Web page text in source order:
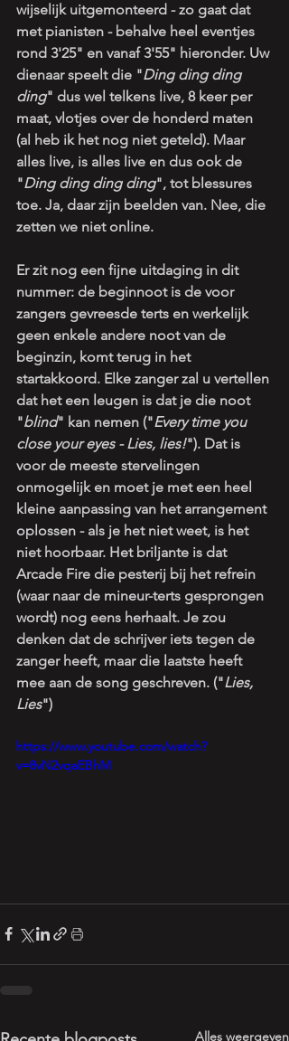
wijselijk uitgemonteerd - zo gaat dat
met pianisten - behalve heel eventjes
rond 3'25" en vanaf 3'55" hieronder. Uw
dienaar speelt die "Ding ding ding
ding" dus wel telkens live, 8 keer per
maat, vlotjes over de honderd maten
(al heb ik het nog niet geteld). Maar
alles live, is alles live en dus ook de
"Ding ding ding ding", tot blessures
toe. Ja, daar zijn beelden van. Nee, die
zetten we niet online.
Er zit nog een fijne uitdaging in dit
nummer: de beginnoot is de voor
zangers gevreesde terts en werkelijk
geen enkele andere noot van de
beginzin, komt terug in het
startakkoord. Elke zanger zal u vertellen
dat het een leugen is dat je die noot
"blind" kan nemen ("Every time you
close your eyes - Lies, lies!"). Dat is
voor de meeste stervelingen
onmogelijk en moet je met een heel
kleine aanpassing van het arrangement
oplossen - als je het niet weet, is het
niet hoorbaar. Het briljante is dat
Arcade Fire die pesterij bij het refrein
(waar naar de mineur-terts gesprongen
wordt) nog eens herhaalt. Je zou
denken dat de schrijver iets tegen de
zanger heeft, maar die laatste heeft
mee aan de song geschreven. ("Lies,
Lies")
https://www.youtube.com/watch?
v=8vN2vqaEBhM
Alles weergeven